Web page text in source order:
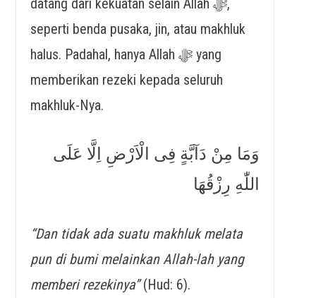
seperti benda pusaka, jin, atau makhluk
halus. Padahal, hanya Allah ﷻ yang
memberikan rezeki kepada seluruh
makhluk-Nya.
وَمَا مِنْ دَآبَّةٍ فِى الْاَرْضِ اِلَّا عَلَى
اللّٰهِ رِزْقُهَا
“Dan tidak ada suatu makhluk melata
pun di bumi melainkan Allah-lah yang
memberi rezekinya”(Hud: 6).